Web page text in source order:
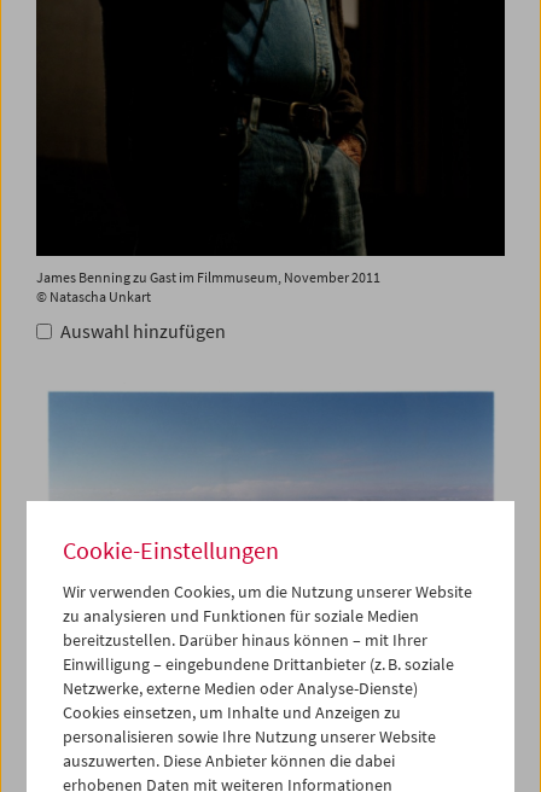
James Benning zu Gast im Filmmuseum, November 2011
© Natascha Unkart
Auswahl hinzufügen
casting a glance
2007, James Benning
Auswahl hinzufügen
Cookie-Einstellungen
Wir verwenden Cookies, um die Nutzung unserer Website
zu analysieren und Funktionen für soziale Medien
bereitzustellen. Darüber hinaus können – mit Ihrer
Einwilligung – eingebundene Drittanbieter (z. B. soziale
Netzwerke, externe Medien oder Analyse-Dienste)
Cookies einsetzen, um Inhalte und Anzeigen zu
personalisieren sowie Ihre Nutzung unserer Website
auszuwerten. Diese Anbieter können die dabei
erhobenen Daten mit weiteren Informationen